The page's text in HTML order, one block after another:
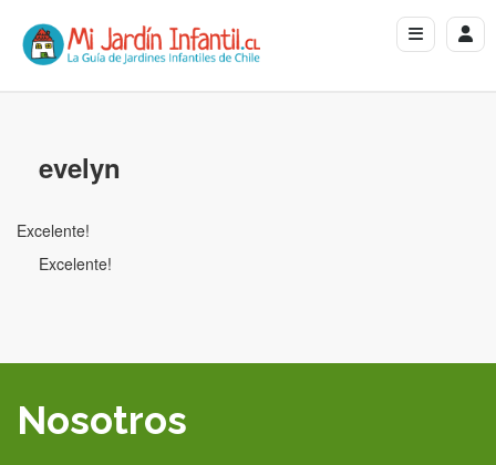
evelyn
Excelente!
Excelente!
Nosotros